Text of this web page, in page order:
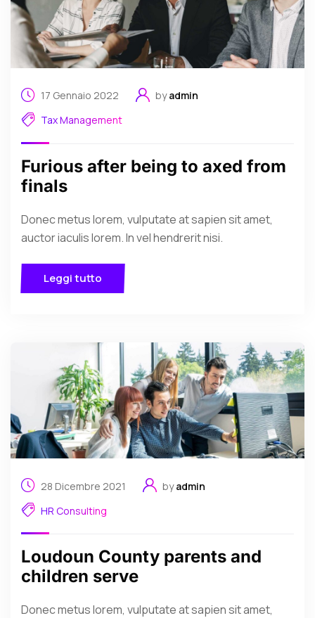
17 Gennaio 2022 byadmin
Tax Management
Furious after being to axed from
finals
Donec metus lorem, vulputate at sapien sit amet,
auctor iaculis lorem. In vel hendrerit nisi.
Leggi tutto
28 Dicembre 2021 byadmin
HR Consulting
Loudoun County parents and
children serve
Donec metus lorem, vulputate at sapien sit amet,